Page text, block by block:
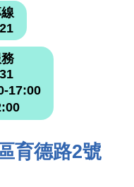
17:00
育德路2號